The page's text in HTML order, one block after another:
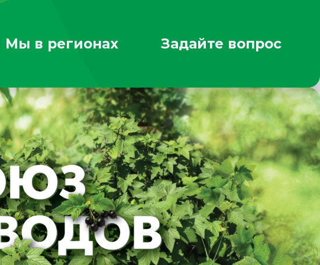
Мы в регионах Задайте вопрос